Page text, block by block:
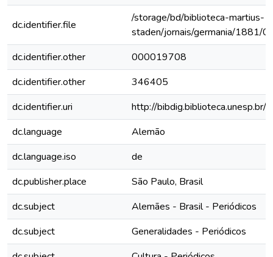
dc.identifier.file
/storage/bd/biblioteca-martius-
staden/jornais/germania/1881/
dc.identifier.other
000019708
dc.identifier.other
346405
dc.identifier.uri
http://
dc.language
Alemão
dc.language.iso
de
dc.publisher.place
São Paulo, Brasil
dc.subject
Alemães - Brasil - Periódicos
dc.subject
Generalidades - Periódicos